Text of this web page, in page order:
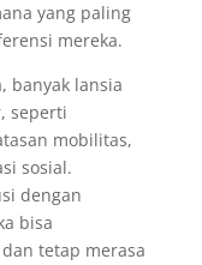
yang paling
mereka.
banyak lansia
seperti
mobilitas,
sosial.
dengan
bisa
tetap merasa